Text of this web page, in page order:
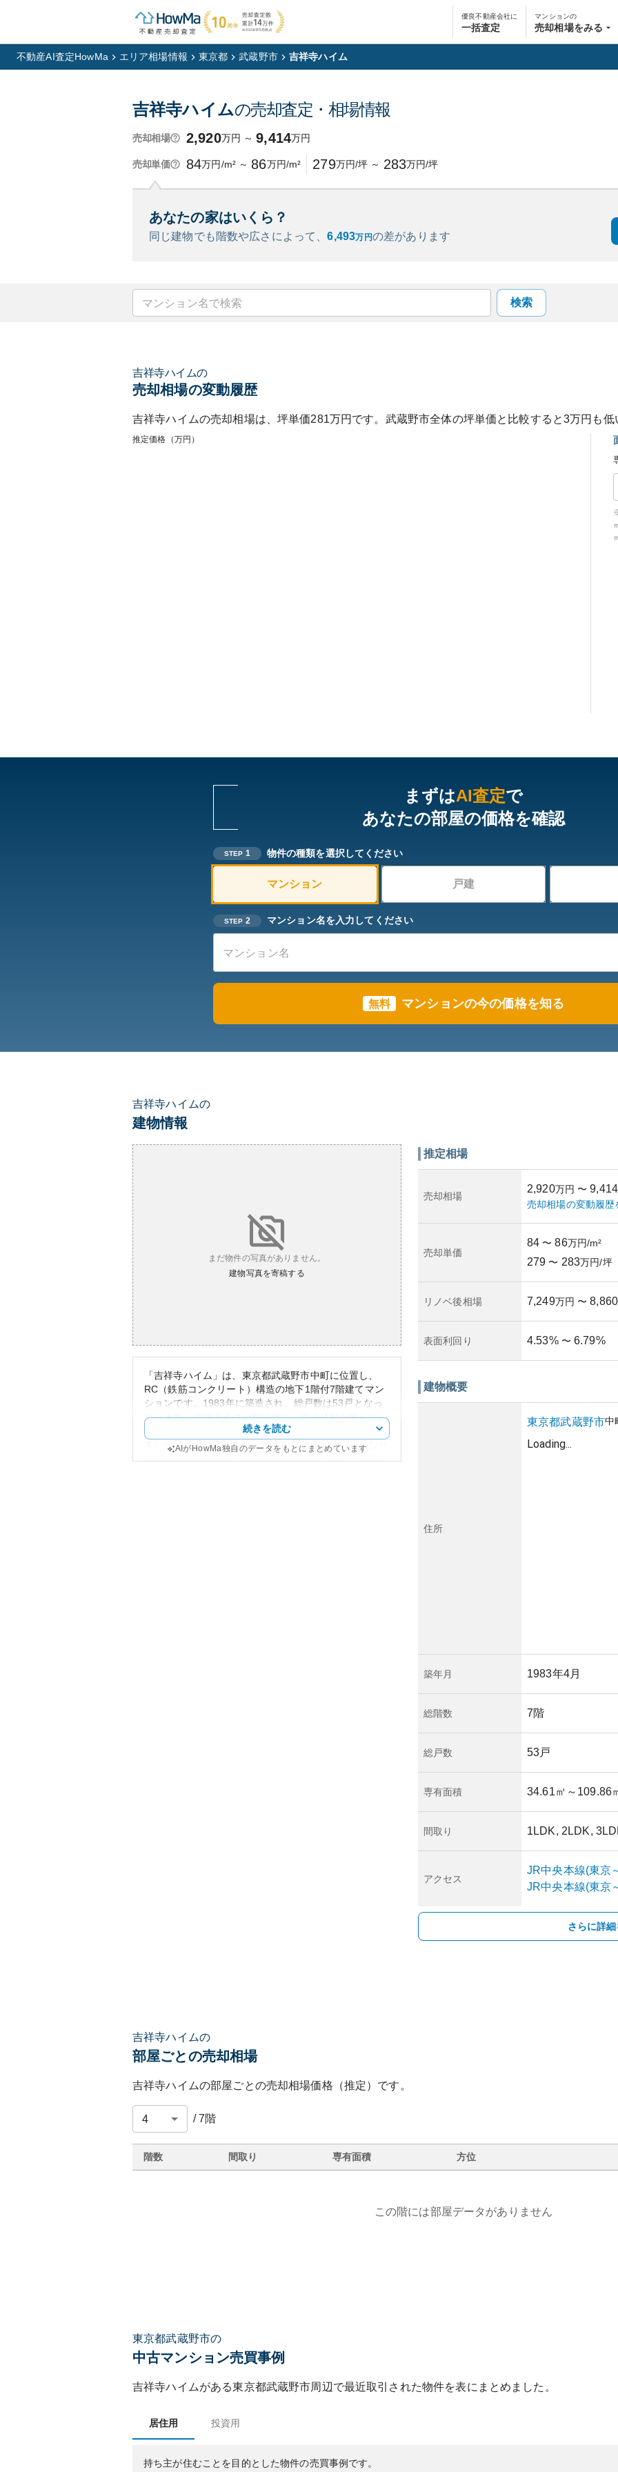
優良不動産会社に
一括査定
マンションの
売却相場をみる
不動産AI査定HowMa エリア相場情報 東京都 武蔵野市 吉祥寺ハイム
吉祥寺ハイムの売却査定・相場情報
売却相場 2,920万円 ～ 9,414万円
売却単価 84万円/m² ～ 86万円/m² 279万円/坪 ～ 283万円/坪
あなたの家はいくら？
同じ建物でも階数や広さによって、6,493万円の差があります
検索
吉祥寺ハイムの
売却相場の変動履歴
吉祥寺ハイムの売却相場は、坪単価281万円です。 武蔵野市全体の坪単価と比較すると3万円も低
推定価格（万円）
まずはAI査定で
あなたの部屋の価格を確認
STEP 1 物件の種類を選択してください
マンション 戸建
STEP 2 マンション名を入力してください
無料 マンションの今の価格を知る
吉祥寺ハイムの
建物情報
まだ物件の写真がありません。
建物写真を寄稿する
「吉祥寺ハイム」は、東京都武蔵野市中町に位置し、
RC（鉄筋コンクリート）構造の地下1階付7階建てマン
ションです。1983年に築造され、総戸数は53戸となっ
ています。管理方式は日勤管理で、管理体制が整ってい
ると考えられます。周辺には東京都心へもアクセスしや
すい吉祥寺エリアがあり、豊富な商業施設や緑豊かな井
続きを読む
AIがHowMa独自のデータをもとにまとめています
推定相場
売却相場
2,920万円 〜 9,414
売却相場の変動履歴
売却単価
84 〜 86万円/m²
279 〜 283万円/坪
リノベ後相場 7,249万円 〜 8,860
表面利回り 4.53% 〜 6.79%
建物概要
住所
東京都武蔵野市中
Loading...
築年月 1983年4月
総階数 7階
総戸数 53戸
専有面積 34.61㎡ ～109.86
間取り 1LDK, 2LDK,
アクセス
JR中央本線(東京
JR中央本線(東京
さらに詳
吉祥寺ハイムの
部屋ごとの売却相場
吉祥寺ハイムの部屋ごとの売却相場価格（推定）です。
/7階
階数 間取り 専有面積 方位
この階には部屋データがありません
東京都武蔵野市の
中古マンション売買事例
吉祥寺ハイムがある東京都武蔵野市周辺で最近取引された物件を表にまとめました。
居住用 投資用
持ち主が住むことを目的とした物件の売買事例です。